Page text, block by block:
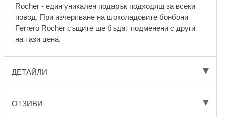
Rocher - един уникален подарък подходящ за всеки
повод. При изчерпване на шоколадовите бонбони
Ferrero Rocher същите ще бъдат подменени с други
на тази цена.
ДЕТАЙЛИ
ОТЗИВИ